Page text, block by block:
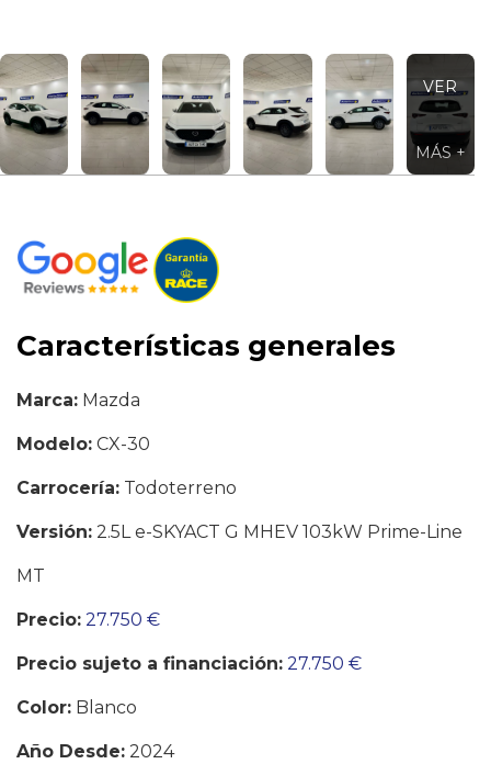
VER
MÁS +
Características generales
Marca: Mazda
Modelo: CX-30
Carrocería: Todoterreno
Versión: 2.5L e-SKYACT G MHEV 103kW Prime-Line
MT
Precio: 27.750 €
Precio sujeto a financiación: 27.750 €
Color: Blanco
Año Desde: 2024